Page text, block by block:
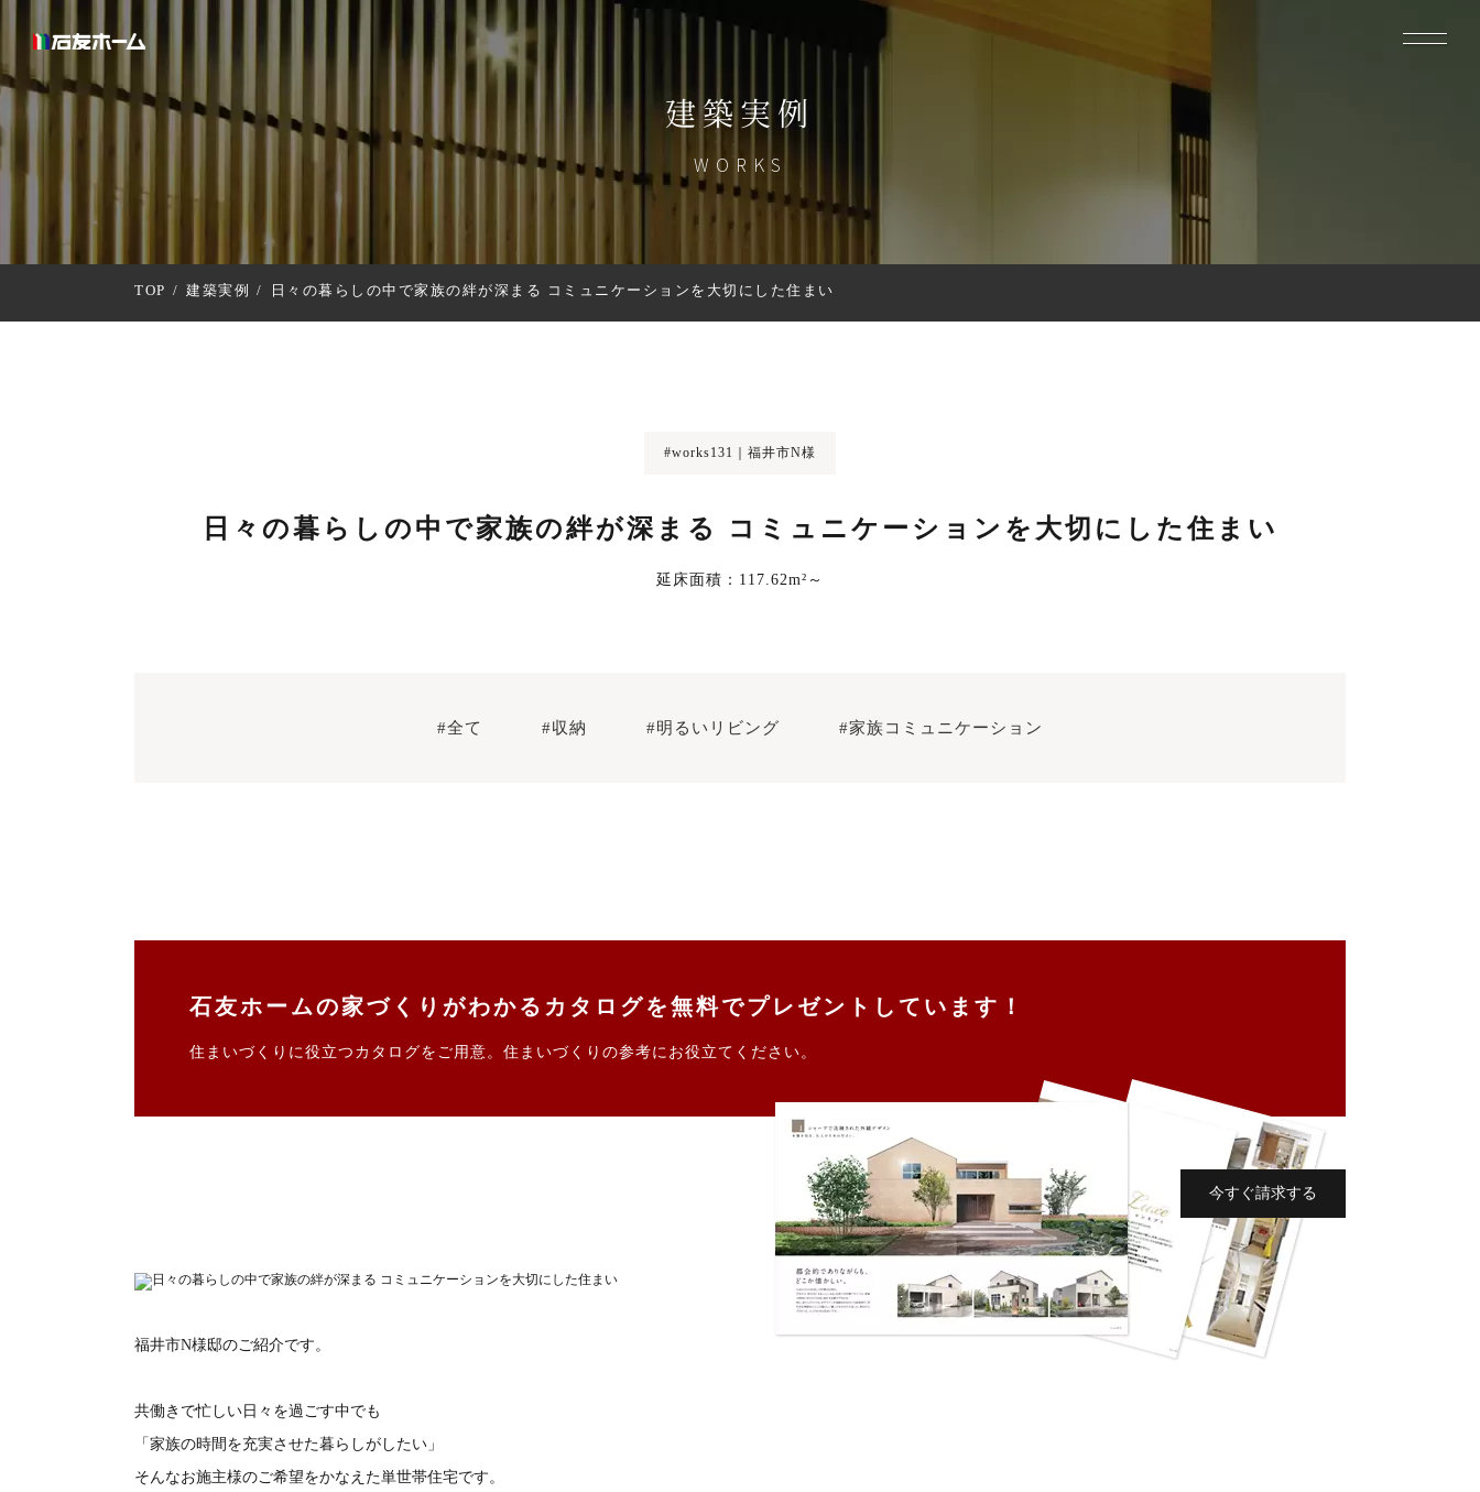
建築実例
WORKS
TOP 建築実例 日々の暮らしの中で家族の絆が深まる コミュニケーションを大切にした住まい
#works131｜福井市N様
日々の暮らしの中で家族の絆が深まる コミュニケーションを大切にした住まい
延床面積：117.62m²～
#全て #収納 #明るいリビング #家族コミュニケーション
石友ホームの家づくりがわかるカタログを無料でプレゼントしています！
住まいづくりに役立つカタログをご用意。住まいづくりの参考にお役立てください。
今すぐ請求する
福井市N様邸のご紹介です。
共働きで忙しい日々を過ごす中でも
「家族の時間を充実させた暮らしがしたい」
そんなお施主様のご希望をかなえた単世帯住宅です。